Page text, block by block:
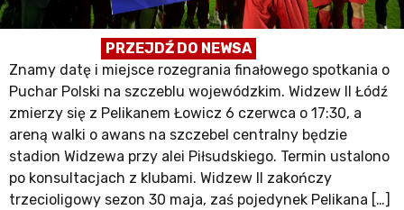
PRZEJDŹ DO NEWSA
Znamy datę i miejsce rozegrania finałowego spotkania o
Puchar Polski na szczeblu wojewódzkim. Widzew II Łódź
zmierzy się z Pelikanem Łowicz 6 czerwca o 17:30, a
areną walki o awans na szczebel centralny będzie
stadion Widzewa przy alei Piłsudskiego. Termin ustalono
po konsultacjach z klubami. Widzew II zakończy
trzecioligowy sezon 30 maja, zaś pojedynek Pelikana […]